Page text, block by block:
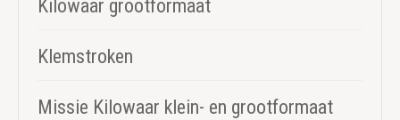
Kilowaar grootformaat
Klemstroken
Missie Kilowaar klein- en grootformaat